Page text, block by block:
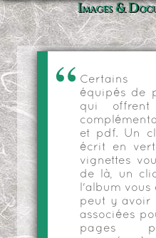
Images &
Certains
équipés de
qui
et pdf. Un
écrit en
vignettes
de là, un
l'album vous
peut y avoir
associées
pages